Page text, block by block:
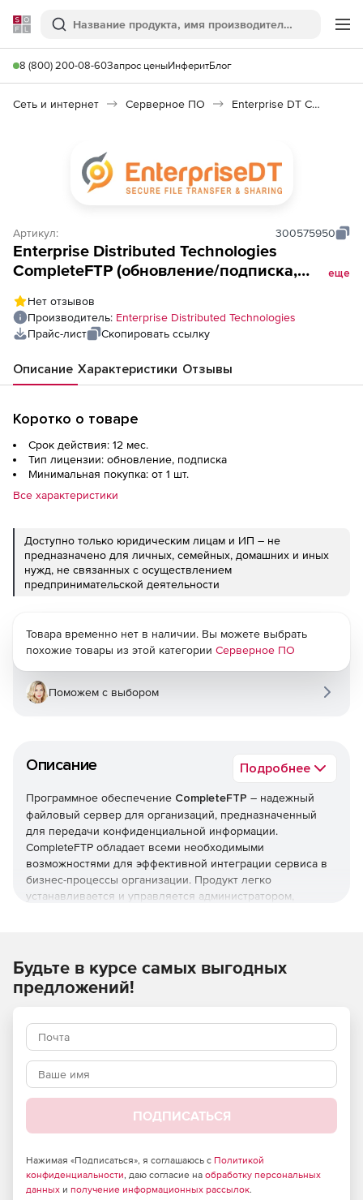
Softline
Поиск
8 (800) 200-08-60Запрос ценыИнферитБлог
Сеть и интернет Серверное ПО Enterprise DT CompleteFTP
Артикул: 300575950
Enterprise Distributed Technologies
CompleteFTP (обновление/подписка,
версии Professional), для лицензии
Corporate
еще
Нет отзывов
Производитель: Enterprise Distributed Technologies
Прайс-лист
Скопировать ссылку
Описание Характеристики Отзывы
Коротко о товаре
Срок действия: 12 мес.
Тип лицензии: обновление, подписка
Минимальная покупка: от 1 шт.
Все характеристики
Доступно только юридическим лицам и ИП – не
предназначено для личных, семейных, домашних и иных
нужд, не связанных с осуществлением
предпринимательской деятельности
Описание Подробнее
Программное обеспечение CompleteFTP – надежный
файловый сервер для организаций, предназначенный
для передачи конфиденциальной информации.
CompleteFTP обладает всеми необходимыми
возможностями для эффективной интеграции сервиса в
бизнес-процессы организации. Продукт легко
устанавливается и управляется администратором,
организовать файлообменное хранилище.
функций для широкого спектра бизнес-требований.
CompleteFTP поддерживает: протоколы FTPS, SFTP, SSH,
SCP and HTTP/HTTPS, безопасный обмен данными,
кластеризацию, перевод прокола, кастоматизацию,
аутентификацию входящих данных. Помимо этого,
системами, поддерживает криптографию, сертификаты
Товара временно нет в наличии. Вы можете выбрать
похожие товары из этой категории Серверное ПО
Поможем с выбором
Будьте в курсе самых выгодных
предложений!
ПОДПИСАТЬСЯ
Нажимая «Подписаться», я соглашаюсь с Политикой
конфиденциальности, даю согласие на обработку персональных
данных и получение информационных рассылок.